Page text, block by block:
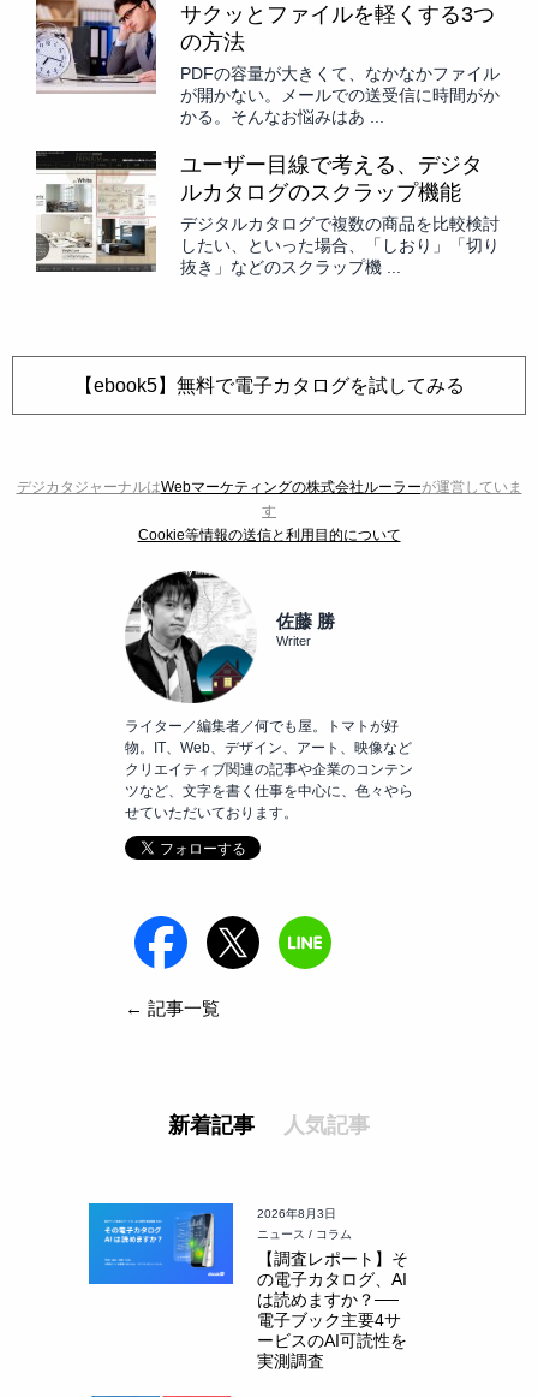
サクッとファイルを軽くする3つ
の方法
PDFの容量が大きくて、なかなかファイル
が開かない。メールでの送受信に時間がか
かる。そんなお悩みはあ ...
ユーザー目線で考える、デジタ
ルカタログのスクラップ機能
デジタルカタログで複数の商品を比較検討
したい、といった場合、「しおり」「切り
抜き」などのスクラップ機 ...
【ebook5】無料で電子カタログを試してみる
デジカタジャーナルはWebマーケティングの株式会社ルーラーが運営していま
す
Cookie等情報の送信と利用目的について
佐藤 勝
Writer
ライター／編集者／何でも屋。トマトが好
物。IT、Web、デザイン、アート、映像など
クリエイティブ関連の記事や企業のコンテン
ツなど、文字を書く仕事を中心に、色々やら
せていただいております。
← 記事一覧
新着記事 人気記事
2026年8月3日
ニュース / コラム
【調査レポート】そ
の電子カタログ、AI
は読めますか？──
電子ブック主要4サ
ービスのAI可読性を
実測調査